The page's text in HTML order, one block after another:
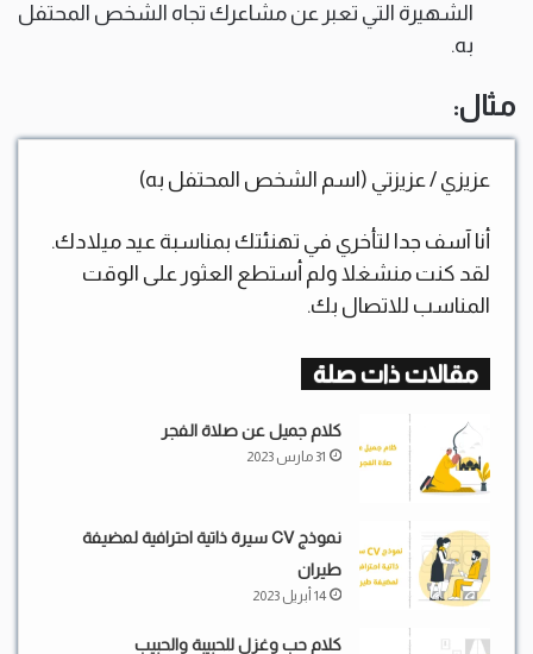
الشهيرة التي تعبر عن مشاعرك تجاه الشخص المحتفل
به.
مثال:
عزيزي / عزيزتي (اسم الشخص المحتفل به)
أنا آسف جدا لتأخري في تهنئتك بمناسبة عيد ميلادك.
لقد كنت منشغلا ولم أستطع العثور على الوقت
المناسب للاتصال بك.
مقالات ذات صلة
كلام جميل عن صلاة الفجر
31 مارس 2023
نموذج CV سيرة ذاتية احترافية لمضيفة
طيران
14 أبريل 2023
كلام حب وغزل للحبيبة والحبيب